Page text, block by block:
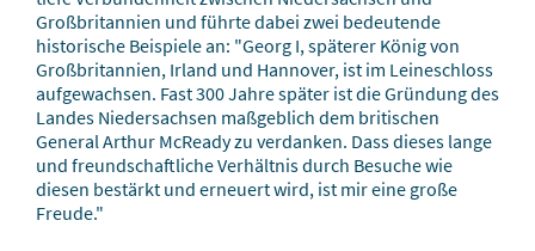
Großbritannien und führte dabei zwei bedeutende
historische Beispiele an: "Georg I, späterer König von
Großbritannien, Irland und Hannover, ist im Leineschloss
aufgewachsen. Fast 300 Jahre später ist die Gründung des
Landes Niedersachsen maßgeblich dem britischen
General Arthur McReady zu verdanken. Dass dieses lange
und freundschaftliche Verhältnis durch Besuche wie
diesen bestärkt und erneuert wird, ist mir eine große
Freude."